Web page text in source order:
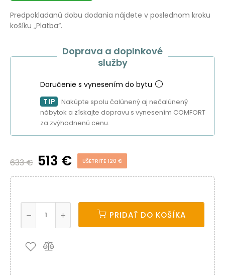
Predpokladanú dobu dodania nájdete v poslednom kroku
košíku „Platba“.
Doprava a doplnkové
služby
Doručenie s vynesením do bytu
TIP
Nakúpte spolu čalúnený aj nečalúnený
nábytok a získajte dopravu s vynesením COMFORT
za zvýhodnenú cenu.
633 € 513 € UŠETRITE 120 €
PRIDAŤ DO KOŠÍKA